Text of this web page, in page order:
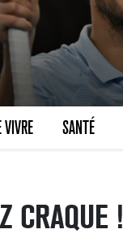
SANTÉ
CRAQUE !